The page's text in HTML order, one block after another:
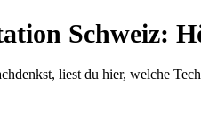
Schweiz:
liest du hier, welche